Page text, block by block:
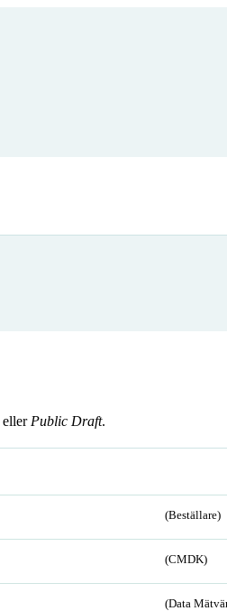
eller Public Draft.
(Beställare)
(CMDK)
(Data